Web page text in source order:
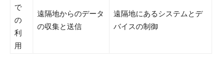
で
の
利
用
遠隔地からのデータ
の収集と送信
遠隔地にあるシステムとデ
バイスの制御